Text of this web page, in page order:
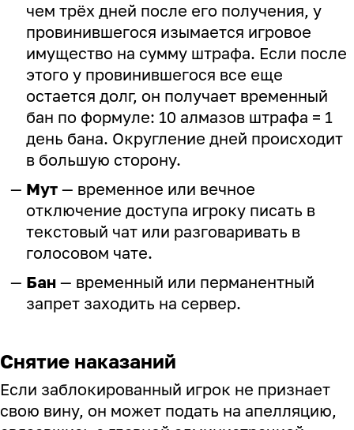
чем трёх дней после его получения, у
провинившегося изымается игровое
имущество на сумму штрафа. Если после
этого у провинившегося все еще
остается долг, он получает временный
бан по формуле: 10 алмазов штрафа = 1
день бана. Округление дней происходит
в большую сторону.
Мут — временное или вечное
отключение доступа игроку писать в
текстовый чат или разговаривать в
голосовом чате.
Бан — временный или перманентный
запрет заходить на сервер.
Снятие наказаний
Если заблокированный игрок не признает
свою вину, он может подать на апелляцию,